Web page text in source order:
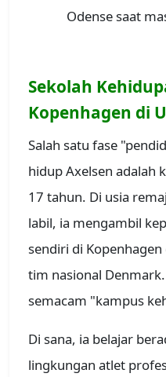
Odense saat
Sekolah
Kopenhagen di
Salah satu fase
hidup Axelsen adalah
17 tahun. Di usia
labil, ia mengambil
sendiri di
tim nasional
semacam "kampus
Di sana, ia belajar
lingkungan atlet